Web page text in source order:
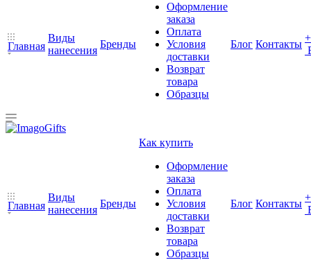
Главная
Виды
нанесения
Бренды
Оформление
заказа
Оплата
Условия
доставки
Возврат
товара
Образцы
Блог Контакты
+
Главная
Виды
нанесения
Бренды
Как купить
Оформление
заказа
Оплата
Условия
доставки
Возврат
товара
Образцы
Блог Контакты
+